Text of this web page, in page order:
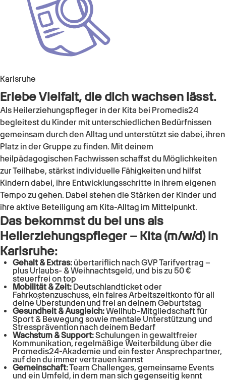
Karlsruhe
Erlebe Vielfalt, die dich wachsen lässt.
Als Heilerziehungspfleger in der Kita bei Promedis24
begleitest du Kinder mit unterschiedlichen Bedürfnissen
gemeinsam durch den Alltag und unterstützt sie dabei, ihren
Platz in der Gruppe zu finden. Mit deinem
heilpädagogischen Fachwissen schaffst du Möglichkeiten
zur Teilhabe, stärkst individuelle Fähigkeiten und hilfst
Kindern dabei, ihre Entwicklungsschritte in ihrem eigenen
Tempo zu gehen. Dabei stehen die Stärken der Kinder und
ihre aktive Beteiligung am Kita-Alltag im Mittelpunkt.
Das bekommst du bei uns als
Heilerziehungspfleger – Kita (m/w/d)in
Karlsruhe:
Gehalt & Extras: übertariflich nach GVP Tarifvertrag –
plus Urlaubs- & Weihnachtsgeld, und bis zu 50 €
steuerfrei on top
Mobilität & Zeit: Deutschlandticket oder
Fahrkostenzuschuss, ein faires Arbeitszeitkonto für all
deine Überstunden und frei an deinem Geburtstag
Gesundheit & Ausgleich:Wellhub-Mitgliedschaft für
Sport & Bewegung sowie mentale Unterstützung und
Stressprävention nach deinem Bedarf
Wachstum & Support:Schulungen in gewaltfreier
Kommunikation, regelmäßige Weiterbildung über die
Promedis24-Akademie und ein fester Ansprechpartner,
auf den du immer vertrauen kannst
Gemeinschaft:Team Challenges, gemeinsame Events
und ein Umfeld, in dem man sich gegenseitig kennt